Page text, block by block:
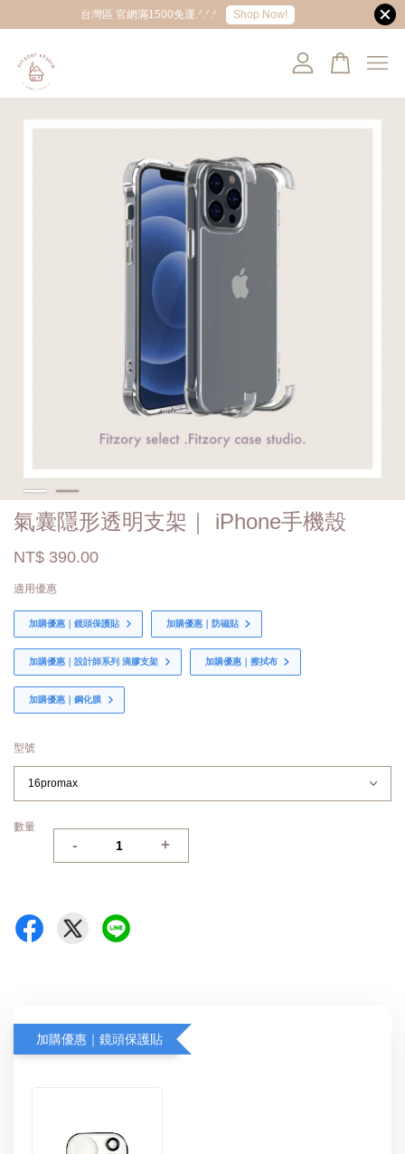
台灣區 官網滿1500免運.ᐟ.ᐟ.ᐟ Shop Now!
氣囊隱形透明支架｜ iPhone手機殼
NT$ 390.00
適用優惠
加購優惠｜鏡頭保護貼 加購優惠｜防磁貼
加購優惠｜設計師系列 滴膠支架 加購優惠｜擦拭布
加購優惠｜鋼化膜
型號
數量
- +
加購優惠｜鏡頭保護貼
您的購物車目前還是空的。